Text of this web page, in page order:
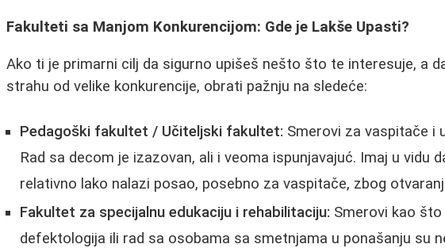
Fakulteti sa Manjom Konkurencijom: Gde je Lakše Upasti?
Ako ti je primarni cilj da sigurno upišeš nešto što te interesuje, a
strahu od velike konkurencije, obrati pažnju na sledeće:
Pedagoški fakultet / Učiteljski fakultet: Smerovi za vaspitače i
Rad sa decom je izazovan, ali i veoma ispunjavajuć. Imaj u vidu
relativno lako nalazi posao, posebno za vaspitače, zbog
Fakultet za specijalnu edukaciju i rehabilitaciju: Smerovi kao
defektologija ili rad sa osobama sa smetnjama u ponašanju su